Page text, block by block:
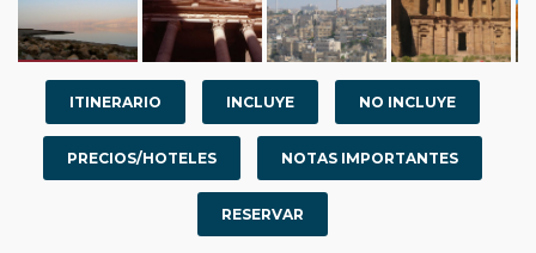
ITINERARIO INCLUYE NO INCLUYE
PRECIOS/HOTELES NOTAS IMPORTANTES
RESERVAR